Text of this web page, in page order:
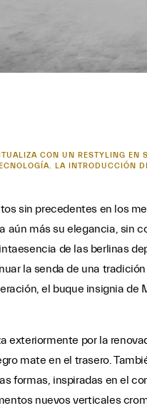
CON UN RESTYLING EN
LA INTRODUCCIÓN
sin precedentes en los
aún más su elegancia, sin
de las berlinas
la senda de una
el buque insignia
exteriormente por la
mate en el trasero.
formas, inspiradas en el
nuevos verticales